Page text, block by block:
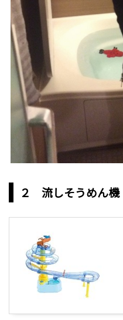
２ 流しそうめん機